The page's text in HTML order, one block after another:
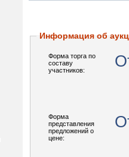
Информация об
Форма торга по
составу
участников:
Форма
представления
предложений о
цене: